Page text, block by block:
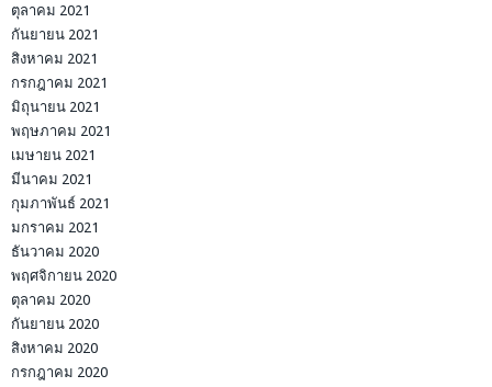
ตุลาคม 2021
กันยายน 2021
สิงหาคม 2021
กรกฎาคม 2021
มิถุนายน 2021
พฤษภาคม 2021
เมษายน 2021
มีนาคม 2021
กุมภาพันธ์ 2021
มกราคม 2021
ธันวาคม 2020
พฤศจิกายน 2020
ตุลาคม 2020
กันยายน 2020
สิงหาคม 2020
กรกฎาคม 2020